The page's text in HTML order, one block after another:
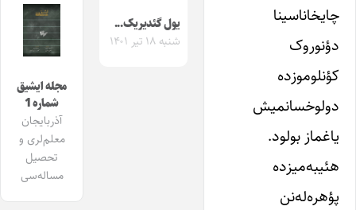
چایخاناسینا
دؤنوروک
کؤنلوموزده
دولوخسانمیش
یاغماز بولود.
هئیبه‌میزده
پؤهره‌له‌نن
یول گئدیریک..‌.
شنبه ۱۸ تیر ۱۴۰۱
مجله ایشیق
شماره 1
آذربایجان
معلم‌لری و
تحصیل
مساله‌سی